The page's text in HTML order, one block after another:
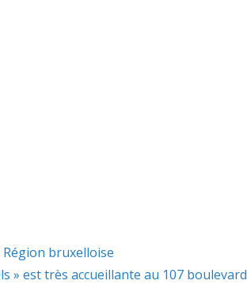
bruxelloise
» est très accueillante au 107 boulevard